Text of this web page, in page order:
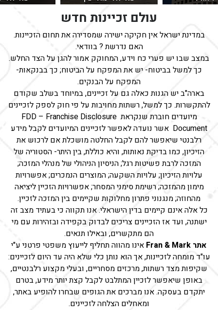
מסחר רחבות ידיים בהן
מסעדות, משרדים ואולמי
כנסים.
לדף נקודת המסחר
מסעדות
עולם זכיינות חדש
במדינת ישראל אין חקיקה ישירה שמסדירה את תחום הזכיינות.
האם נדרשת ? בוודאי.
במצב שבו יש פערי כח וידע, המחוקק אמור להגן על הצד החלש.
כך למשל בביטוח- יש את המפקח על הביטוח; כך בבנקאות-
המפקח על הבנקים.
בארה"ב יש הגנות כאלה גם על זכיינים, במיוחד בשלב שקודם
להתקשרות. כך למשל, רשתות מחויבות על פי חוק לספק לזכיינים
מיועדים חוברת שנקראת FDD – Franchise Disclosure
Document אשר נועדה לאפשר לזכיינים המיועדים לקבל מידע
רלבנטי שיאפשר להם לקבל החלטה מושכלת אם לרכוש את
הזיכיון, כמו בדיקת נאותות, והיא כוללת, בין היתר- הסטוריה של
המזכה לרבת פשיטות רגל; הניסיון הניהולי של מנהלי המזכה;
עלויות הזיכיון; עלויות השקעה; המוצרים הנמכרים; אפשרויות
מימון מהמזכה; רשימת סימני המסחר; אפשרויות הזכיין ליציאה
מהחוזה; מנגנוני פתרון מחלוקות שקיימים בין המזכה לזכיין.
כל אלה אינם קיימים בדין הישראלי. אנו תקווה כי בעתיד מצב זה
ישתנה, ועד אז הזכיינים צריכים לבדוק בקפידה ובזהירות עם מי
הם מתקשרים, ובאילו תנאים.
אתר Fran & Mark
אינו מהווה תחליף לייעוץ משפטי פרטני ע"י
עו"ד מומחה לזכיינות, אך הוא נותן כלי שלא היה עד היום לזכיינים:
שקיפות מצד רשתות, מרכזים מסחריים, ובעלי מקצוע רלבנטיים,
באופן שיאפשר לזכיין המתלבט לקבל קצת יותר מידע, בטרם
יתקדם בעסקה. אנו מברכים את הגופים שבחרו להופיע באתר,
ומאחלים הצלחה לזכיינים.